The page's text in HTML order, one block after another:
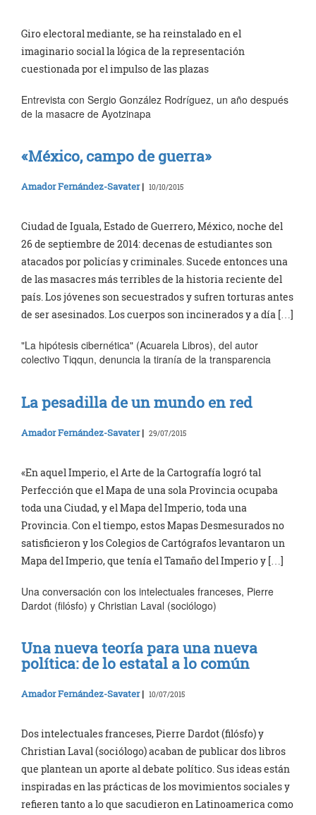
Giro electoral mediante, se ha reinstalado en el
imaginario social la lógica de la representación
cuestionada por el impulso de las plazas
Entrevista con Sergio González Rodríguez, un año después
de la masacre de Ayotzinapa
«México, campo de guerra»
Amador Fernández-Savater| 10/10/2015
Ciudad de Iguala, Estado de Guerrero, México, noche del
26 de septiembre de 2014: decenas de estudiantes son
atacados por policías y criminales. Sucede entonces una
de las masacres más terribles de la historia reciente del
país. Los jóvenes son secuestrados y sufren torturas antes
de ser asesinados. Los cuerpos son incinerados y a día […]
"La hipótesis cibernética" (Acuarela Libros), del autor
colectivo Tiqqun, denuncia la tiranía de la transparencia
La pesadilla de un mundo en red
Amador Fernández-Savater| 29/07/2015
«En aquel Imperio, el Arte de la Cartografía logró tal
Perfección que el Mapa de una sola Provincia ocupaba
toda una Ciudad, y el Mapa del Imperio, toda una
Provincia. Con el tiempo, estos Mapas Desmesurados no
satisficieron y los Colegios de Cartógrafos levantaron un
Mapa del Imperio, que tenía el Tamaño del Imperio y […]
Una conversación con los intelectuales franceses, Pierre
Dardot (filósfo) y Christian Laval (sociólogo)
Una nueva teoría para una nueva
política: de lo estatal a lo común
Amador Fernández-Savater| 10/07/2015
Dos intelectuales franceses, Pierre Dardot (filósfo) y
Christian Laval (sociólogo) acaban de publicar dos libros
que plantean un aporte al debate político. Sus ideas están
inspiradas en las prácticas de los movimientos sociales y
refieren tanto a lo que sacudieron en Latinoamerica como